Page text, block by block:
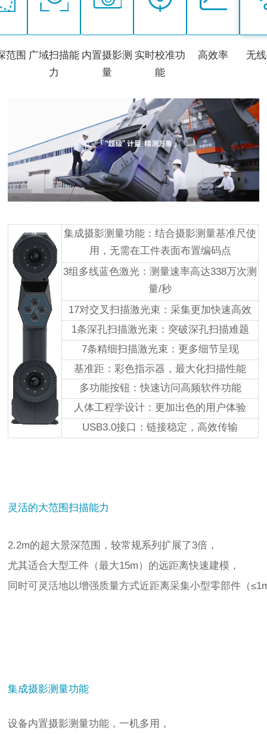
范围 广域扫描能
力
内置摄影测
量
实时校准功
能
高效率 无
集成摄影测量功能：结合摄影测量基准尺使
用，无需在工件表面布置编码点
3组多线蓝色激光：测量速率高达338万次测
量/秒
17对交叉扫描激光束 ： 采集更加快速高效
1条深孔扫描激光束：突破深孔扫描难题
7条精细扫描激光束：更多细节呈现
基准距：彩色指示器，最大化扫描性能
多功能按钮：快速访问高频软件功能
人体工程学设计：更加出色的用户体验
USB3.0接口：链接稳定，高效传输
灵活的大范围扫描能力
2.2m的超大景深范围，较常规系列扩展了3倍，
尤其适合大型工件（最大15m）的远距离快速建模，
同时可灵活地以增强质量方式近距离采集小型零部件（
集成摄影测量功能
设备内置摄影测量功能，一机多用，